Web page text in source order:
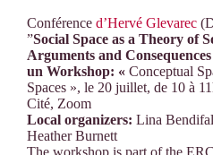
Conférence d’Hervé Glevarec
”Social Space as a Theory of
Arguments and
un Workshop: « Conceptual
Spaces », le 20 juillet, de 10 à
Cité, Zoom
Local organizers: Lina
Heather Burnett
The workshop is part of the